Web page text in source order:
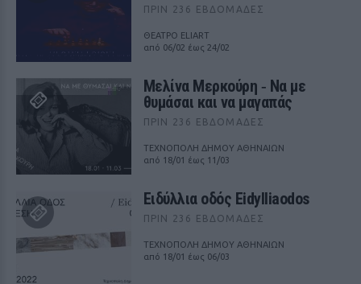
ΠΡΙΝ 236 ΕΒΔΟΜΆΔΕΣ
ΘΕΑΤΡΟ ELIART
από 06/02 έως 24/02
Μελίνα Μερκούρη ‑ Να με
θυμάσαι και να μαγαπάς
ΠΡΙΝ 236 ΕΒΔΟΜΆΔΕΣ
ΤΕΧΝΟΠΟΛΗ ΔΗΜΟΥ ΑΘΗΝΑΙΩΝ
από 18/01 έως 11/03
Ειδύλλια οδός Eidylliaodos
ΠΡΙΝ 236 ΕΒΔΟΜΆΔΕΣ
ΤΕΧΝΟΠΟΛΗ ΔΗΜΟΥ ΑΘΗΝΑΙΩΝ
από 18/01 έως 06/03